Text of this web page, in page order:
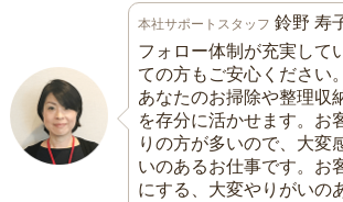
本社サポートスタッフ 鈴野 寿
フォロー体制が充実して
ての方もご安心ください。
あなたのお掃除や整理収
を存分に活かせます。お
りの方が多いので、大変
いのあるお仕事です。お
にする、大変やりがいの